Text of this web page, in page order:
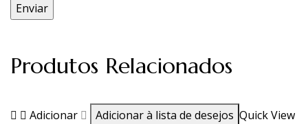
Produtos Relacionados
Adicionar Adicionar à lista de desejos Quick View